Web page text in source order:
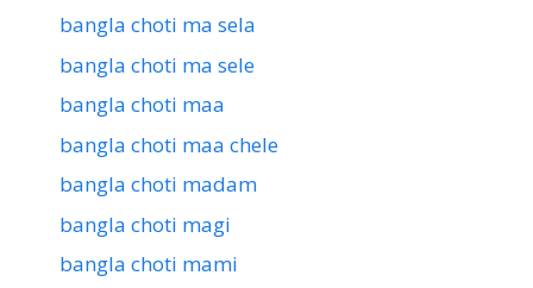
bangla choti ma sela
bangla choti ma sele
bangla choti maa
bangla choti maa chele
bangla choti madam
bangla choti magi
bangla choti mami